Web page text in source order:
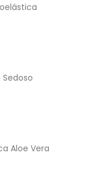
Aloe Vera